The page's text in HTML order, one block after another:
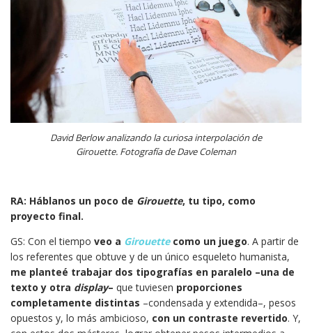
David Berlow analizando la curiosa interpolación de
Girouette. Fotografía de Dave Coleman
RA: Háblanos un poco de Girouette, tu tipo, como
proyecto final.
GS: Con el tiempo veo a Girouettecomo un juego. A partir de
los referentes que obtuve y de un único esqueleto humanista,
me planteé trabajar dos tipografías en paralelo –una de
texto y otra display– que tuviesen proporciones
completamente distintas –condensada y extendida–, pesos
opuestos y, lo más ambicioso, con un contraste revertido. Y,